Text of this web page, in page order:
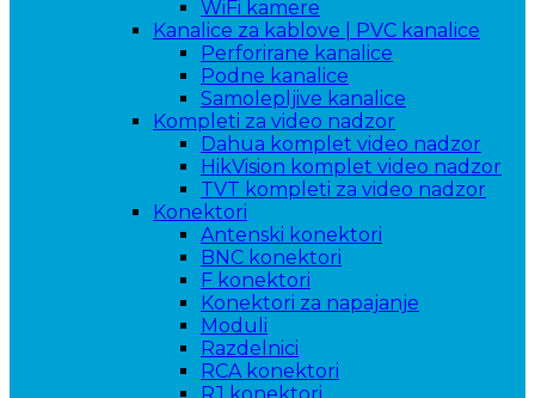
WiFi kamere
Kanalice za kablove | PVC kanalice
Perforirane kanalice
Podne kanalice
Samolepljive kanalice
Kompleti za video nadzor
Dahua komplet video nadzor
HikVision komplet video nadzor
TVT kompleti za video nadzor
Konektori
Antenski konektori
BNC konektori
F konektori
Konektori za napajanje
Moduli
Razdelnici
RCA konektori